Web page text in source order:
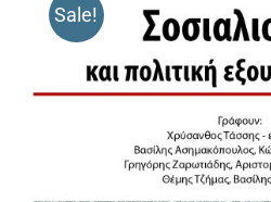
Sale!